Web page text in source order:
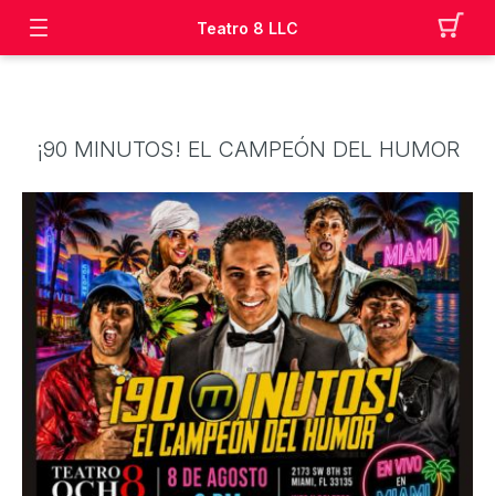
Teatro 8 LLC
¡90 MINUTOS! EL CAMPEÓN DEL HUMOR